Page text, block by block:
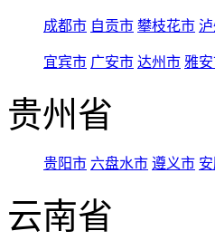
成都市 自贡市 攀枝花市
宜宾市 广安市 达州市 雅
贵州省
贵阳市 六盘水市 遵义市
云南省